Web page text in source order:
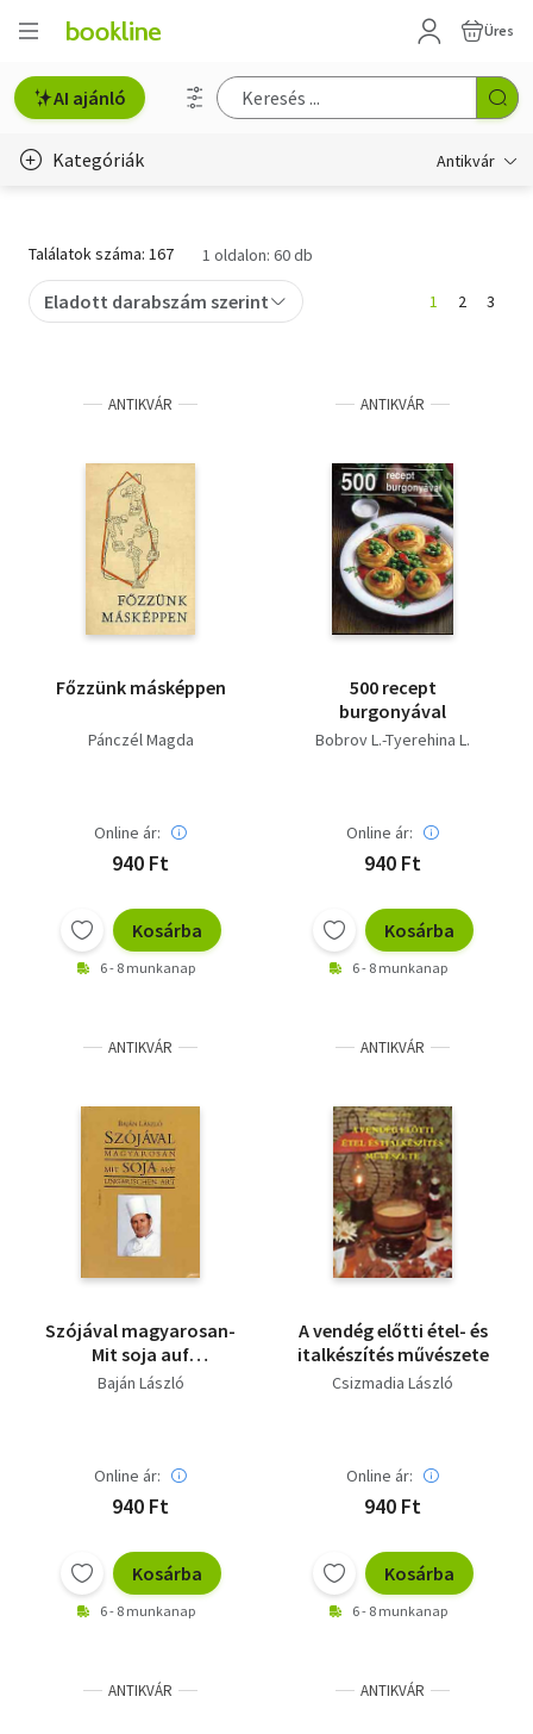
Üres
AI ajánló
Kategóriák Antikvár
Életmód, egészség
Hobbi, szabadidő
Idegen nyelvű
Irodalom
Minikönyv
Művészet
Szótár, nyelvkönyv
Társadalomtudomány
Történelem
Találatok száma: 167 1 oldalon: 60 db
Eladott darabszám szerint 1 2 3
ANTIKVÁR
Főzzünk másképpen
Pánczél Magda
Online ár:
940 Ft
Kosárba
6 - 8 munkanap
ANTIKVÁR
500 recept
burgonyával
Bobrov L.-Tyerehina L.
Online ár:
940 Ft
Kosárba
6 - 8 munkanap
ANTIKVÁR
Szójával magyarosan-
Mit soja auf
ungarischen art
Baján László
Online ár:
940 Ft
Kosárba
6 - 8 munkanap
ANTIKVÁR
A vendég előtti étel- és
italkészítés művészete
Csizmadia László
Online ár:
940 Ft
Kosárba
6 - 8 munkanap
ANTIKVÁR ANTIKVÁR